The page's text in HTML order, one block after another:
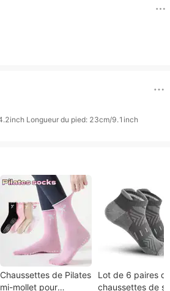
Chaussettes de Pilates
mi-mollet pour
Lot de 6 paires
chaussettes de